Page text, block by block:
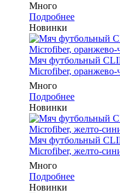
Много
Подробнее
Новинки
Мяч футбольный
Microfiber, оранжево-
Много
Подробнее
Новинки
Мяч футбольный
Microfiber, желто-
Много
Подробнее
Новинки